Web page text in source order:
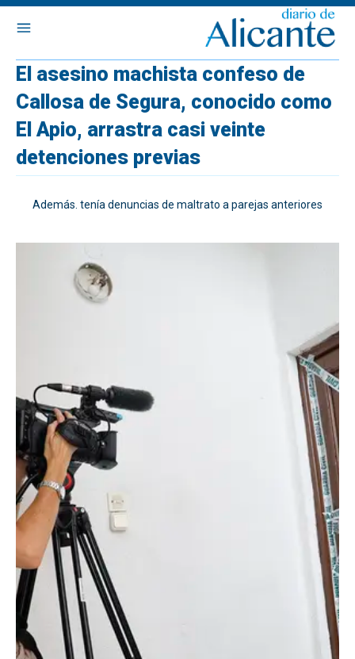
El asesino machista confeso de
Callosa de Segura, conocido como
El Apio, arrastra casi veinte
detenciones previas
Además. tenía denuncias de maltrato a parejas anteriores